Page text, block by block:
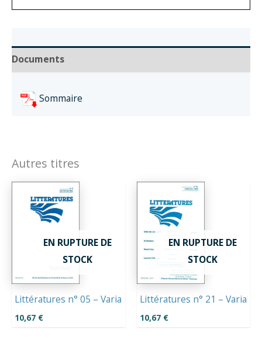
Documents
Sommaire
Autres titres
EN RUPTURE DE
STOCK
Littératures n° 05 – Varia
10,67 €
EN RUPTURE DE
STOCK
Littératures n° 21 – Varia
10,67 €